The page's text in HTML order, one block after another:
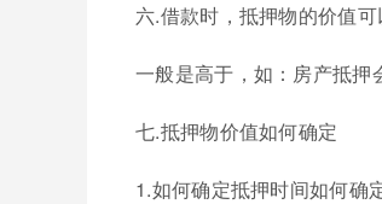
六.借款时，抵押物的价值
一般是高于，如：房产抵押
七.抵押物价值如何确定
1.如何确定抵押时间如何确